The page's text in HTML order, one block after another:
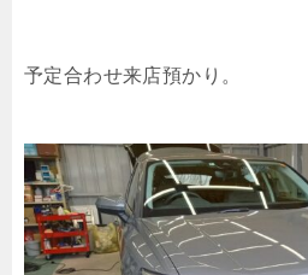
予定合わせ来店預かり。